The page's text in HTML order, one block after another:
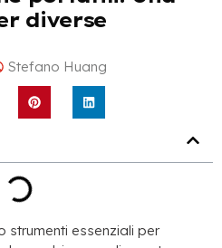
diverse
Stefano Huang
strumenti essenziali per